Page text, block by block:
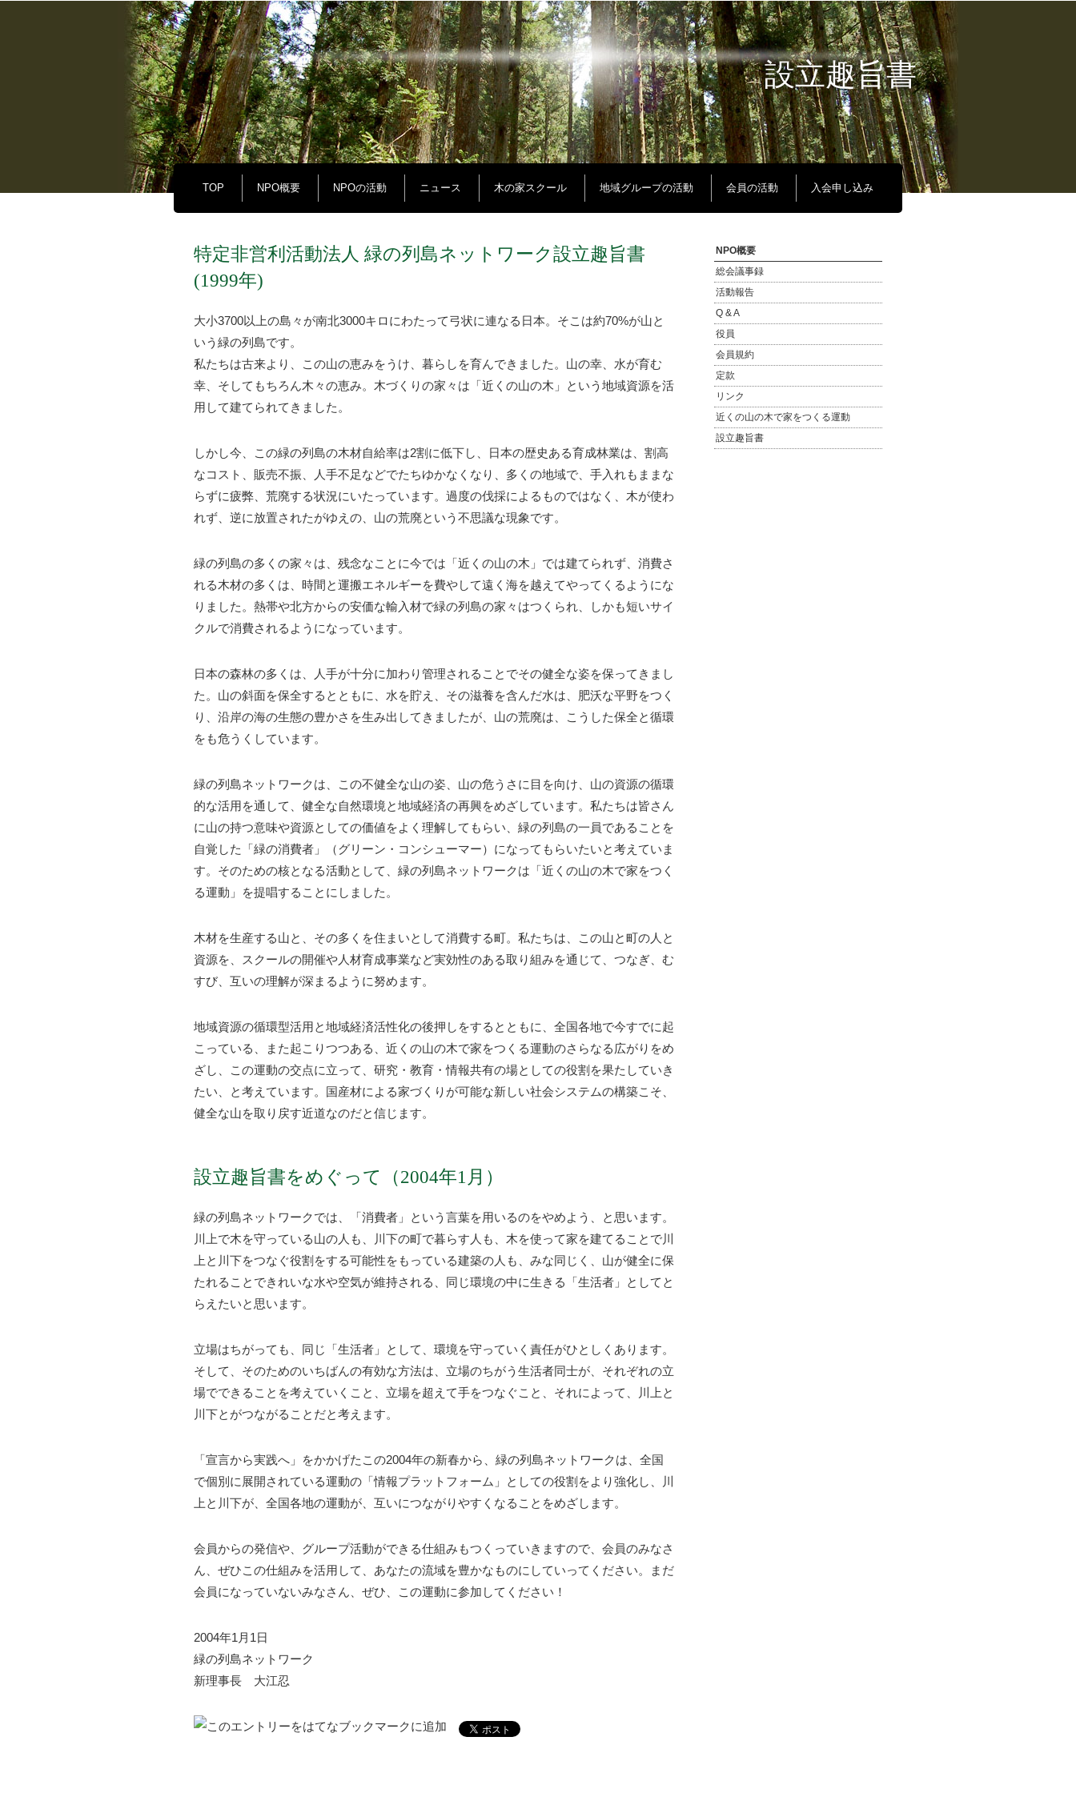
設立趣旨書
TOP NPO概要 NPOの活動 ニュース 木の家スクール 地域グループの活動 会員の活動 入会申し込み
特定非営利活動法人 緑の列島ネットワーク設立趣旨書
(1999年)
大小3700以上の島々が南北3000キロにわたって弓状に連なる日本。そこは約70%が山と
いう緑の列島です。
私たちは古来より、この山の恵みをうけ、暮らしを育んできました。山の幸、水が育む
幸、そしてもちろん木々の恵み。木づくりの家々は「近くの山の木」という地域資源を活
用して建てられてきました。
しかし今、この緑の列島の木材自給率は2割に低下し、日本の歴史ある育成林業は、割高
なコスト、販売不振、人手不足などでたちゆかなくなり、多くの地域で、手入れもままな
らずに疲弊、荒廃する状況にいたっています。過度の伐採によるものではなく、木が使わ
れず、逆に放置されたがゆえの、山の荒廃という不思議な現象です。
緑の列島の多くの家々は、残念なことに今では「近くの山の木」では建てられず、消費さ
れる木材の多くは、時間と運搬エネルギーを費やして遠く海を越えてやってくるようにな
りました。熱帯や北方からの安価な輸入材で緑の列島の家々はつくられ、しかも短いサイ
クルで消費されるようになっています。
日本の森林の多くは、人手が十分に加わり管理されることでその健全な姿を保ってきまし
た。山の斜面を保全するとともに、水を貯え、その滋養を含んだ水は、肥沃な平野をつく
り、沿岸の海の生態の豊かさを生み出してきましたが、山の荒廃は、こうした保全と循環
をも危うくしています。
緑の列島ネットワークは、この不健全な山の姿、山の危うさに目を向け、山の資源の循環
的な活用を通して、健全な自然環境と地域経済の再興をめざしています。私たちは皆さん
に山の持つ意味や資源としての価値をよく理解してもらい、緑の列島の一員であることを
自覚した「緑の消費者」（グリーン・コンシューマー）になってもらいたいと考えていま
す。そのための核となる活動として、緑の列島ネットワークは「近くの山の木で家をつく
る運動」を提唱することにしました。
木材を生産する山と、その多くを住まいとして消費する町。私たちは、この山と町の人と
資源を、スクールの開催や人材育成事業など実効性のある取り組みを通じて、つなぎ、む
すび、互いの理解が深まるように努めます。
地域資源の循環型活用と地域経済活性化の後押しをするとともに、全国各地で今すでに起
こっている、また起こりつつある、近くの山の木で家をつくる運動のさらなる広がりをめ
ざし、この運動の交点に立って、研究・教育・情報共有の場としての役割を果たしていき
たい、と考えています。国産材による家づくりが可能な新しい社会システムの構築こそ、
健全な山を取り戻す近道なのだと信じます。
設立趣旨書をめぐって（2004年1月）
緑の列島ネットワークでは、「消費者」という言葉を用いるのをやめよう、と思います。
川上で木を守っている山の人も、川下の町で暮らす人も、木を使って家を建てることで川
上と川下をつなぐ役割をする可能性をもっている建築の人も、みな同じく、山が健全に保
たれることできれいな水や空気が維持される、同じ環境の中に生きる「生活者」としてと
らえたいと思います。
立場はちがっても、同じ「生活者」として、環境を守っていく責任がひとしくあります。
そして、そのためのいちばんの有効な方法は、立場のちがう生活者同士が、それぞれの立
場でできることを考えていくこと、立場を超えて手をつなぐこと、それによって、川上と
川下とがつながることだと考えます。
「宣言から実践へ」をかかげたこの2004年の新春から、緑の列島ネットワークは、全国
で個別に展開されている運動の「情報プラットフォーム」としての役割をより強化し、川
上と川下が、全国各地の運動が、互いにつながりやすくなることをめざします。
会員からの発信や、グループ活動ができる仕組みもつくっていきますので、会員のみなさ
ん、ぜひこの仕組みを活用して、あなたの流域を豊かなものにしていってください。まだ
会員になっていないみなさん、ぜひ、この運動に参加してください！
2004年1月1日
緑の列島ネットワーク
新理事長 大江忍
NPO概要
総会議事録
活動報告
Q & A
役員
会員規約
定款
リンク
近くの山の木で家をつくる運動
設立趣旨書